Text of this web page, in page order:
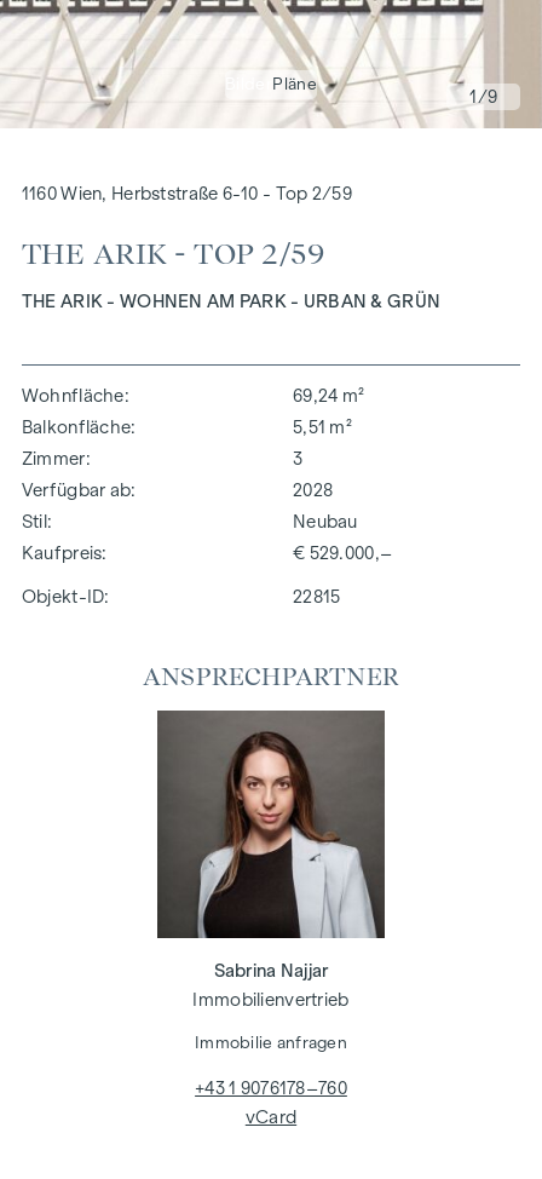
Pläne
1/9
1160 Wien, Herbststraße 6-10 - Top 2/59
THE ARIK - TOP 2/59
THE ARIK - WOHNEN AM PARK - URBAN & GRÜN
Wohnfläche
69,24 m²
Balkonfläche
5,51 m²
Zimmer
3
Verfügbar ab
2028
Stil
Neubau
Kaufpreis
€ 529.000,–
Objekt-ID: 22815
ANSPRECHPARTNER
Sabrina Najjar
Immobilienvertrieb
Immobilie anfragen
+43 1 9076178–760
vCard